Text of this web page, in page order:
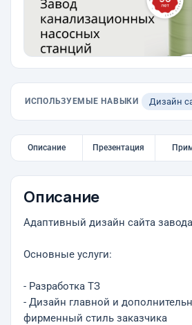
ИСПОЛЬЗУЕМЫЕ НАВЫКИ Дизайн
Описание Презентация
Описание
Адаптивный дизайн сайта
Основные услуги:
- Разработка ТЗ
- Дизайн главной и
фирменный стиль заказчика